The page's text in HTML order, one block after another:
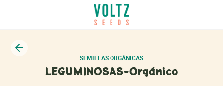
Volver SEMILLAS ORGÁNICAS
LEGUMINOSAS-Orgánico